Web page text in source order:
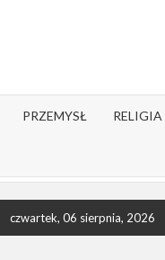
PRZEMYSŁ RELIGIA
w Kościele katolickim?
czwartek, 06 sierpnia, 2026